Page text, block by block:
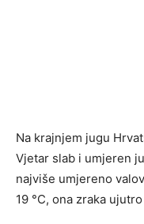
Na krajnjem jugu
Vjetar slab i umjeren
najviše umjereno
19 °C, ona zraka